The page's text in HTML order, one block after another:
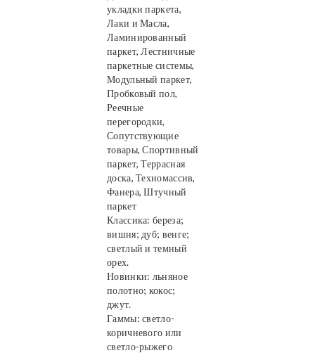
укладки паркета,
Лаки и Масла,
Ламинированный
паркет, Лестничные
паркетные системы,
Модульный паркет,
Пробковый пол,
Реечные
перегородки,
Сопутствующие
товары, Спортивный
паркет, Террасная
доска, Техномассив,
Фанера, Штучный
паркет
Классика: береза;
вишня; дуб; венге;
светлый и темный
орех.
Новинки: льняное
полотно; кокос;
джут.
Гаммы: светло-
коричневого или
светло-рыжего